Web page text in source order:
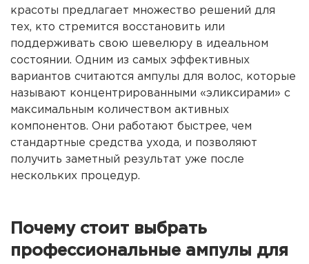
красоты предлагает множество решений для
тех, кто стремится восстановить или
поддерживать свою шевелюру в идеальном
состоянии. Одним из самых эффективных
вариантов считаются ампулы для волос, которые
называют концентрированными «эликсирами» с
максимальным количеством активных
компонентов. Они работают быстрее, чем
стандартные средства ухода, и позволяют
получить заметный результат уже после
нескольких процедур.
Почему стоит выбрать
профессиональные ампулы для